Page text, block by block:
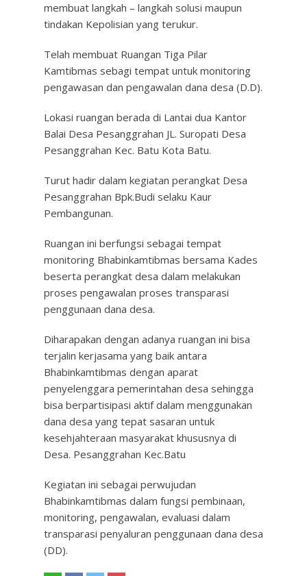
membuat langkah – langkah solusi maupun
tindakan Kepolisian yang terukur.
Telah membuat Ruangan Tiga Pilar
Kamtibmas sebagi tempat untuk monitoring
pengawasan dan pengawalan dana desa (D.D).
Lokasi ruangan berada di Lantai dua Kantor
Balai Desa Pesanggrahan JL. Suropati Desa
Pesanggrahan Kec. Batu Kota Batu.
Turut hadir dalam kegiatan perangkat Desa
Pesanggrahan Bpk.Budi selaku Kaur
Pembangunan.
Ruangan ini berfungsi sebagai tempat
monitoring Bhabinkamtibmas bersama Kades
beserta perangkat desa dalam melakukan
proses pengawalan proses transparasi
penggunaan dana desa.
Diharapakan dengan adanya ruangan ini bisa
terjalin kerjasama yang baik antara
Bhabinkamtibmas dengan aparat
penyelenggara pemerintahan desa sehingga
bisa berpartisipasi aktif dalam menggunakan
dana desa yang tepat sasaran untuk
kesehjahteraan masyarakat khususnya di
Desa. Pesanggrahan Kec.Batu
Kegiatan ini sebagai perwujudan
Bhabinkamtibmas dalam fungsi pembinaan,
monitoring, pengawalan, evaluasi dalam
transparasi penyaluran penggunaan dana desa
(DD).